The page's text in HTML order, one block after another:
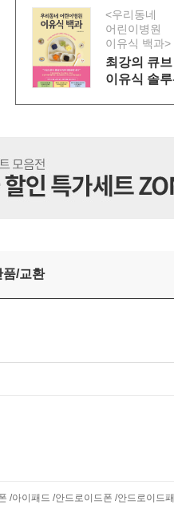
<우리동네
어린이병원
이유식 백과>
최강의 큐브
이유식 솔
품/교환
/아이패드 /안드로이드폰 /안드로이드